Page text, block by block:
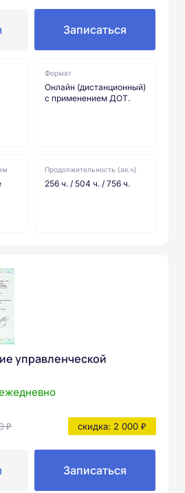
Записаться
Формат
Онлайн (дистанционный)
с применением ДОТ.
Продолжительность (ак.ч)
256 ч. / 504 ч. / 756 ч.
управленческой
₽ скидка: 2 000 ₽
Записаться